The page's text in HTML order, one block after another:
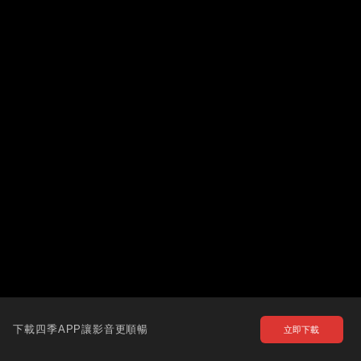
下載四季APP讓影音更順暢 立即下載